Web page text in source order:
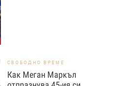
СВОБОДНО ВРЕМЕ
Как Меган Маркъл